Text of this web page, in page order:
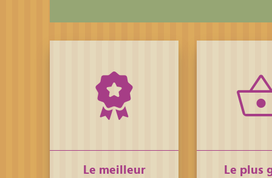
Le meilleur
Le plus